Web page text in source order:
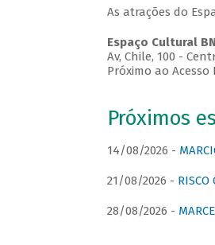
As atrações do
Espaço Cultural
Av, Chile, 100 -
Próximo ao
Próximos
14/08/2026 -
21/08/2026 -
28/08/2026 -